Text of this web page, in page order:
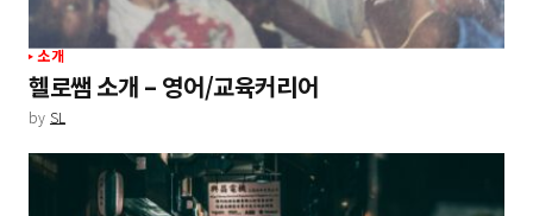
소개
헬로쌤 소개 – 영어/교육커리어
by SL